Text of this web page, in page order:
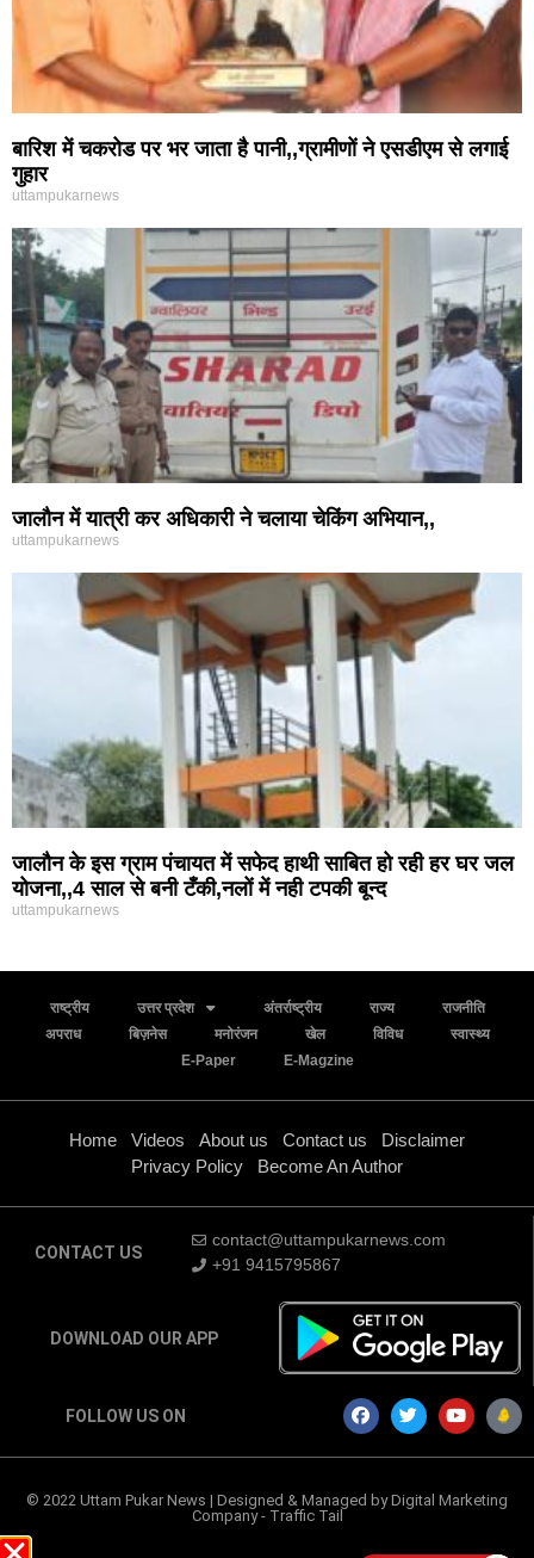
बारिश में चकरोड पर भर जाता है पानी,,ग्रामीणों ने एसडीएम से लगाई
गुहार
uttampukarnews
जालौन में यात्री कर अधिकारी ने चलाया चेकिंग अभियान,,
uttampukarnews
जालौन के इस ग्राम पंचायत में सफेद हाथी साबित हो रही हर घर जल
योजना,,4 साल से बनी टँकी,नलों में नही टपकी बून्द
uttampukarnews
राष्ट्रीय उत्तर प्रदेश अंतर्राष्ट्रीय राज्य
राजनीति
अपराध
बिज़नेस मनोरंजन खेल विविध
स्वास्थ्य
E-Paper
E-Magzine
Home Videos About us Contact us
Disclaimer
Privacy Policy
Become An Author
CONTACT US
contact@uttampukarnews.com
+91 9415795867
DOWNLOAD OUR APP
FOLLOW US ON
© 2022 Uttam Pukar News | Designed & Managed byDigital Marketing
Company- Traffic Tail